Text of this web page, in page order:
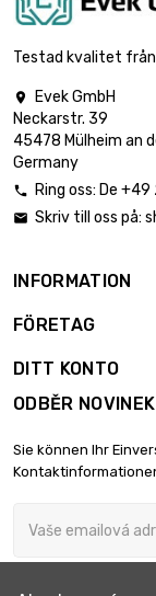
šířka :
Tloušťka /
šířka :
délka :
Tloušťka /
délka :
délka :
šířka :
Tloušťka /
délka :
Tloušťka /
Testad kvalitet från

Evek GmbH
Neckarstr. 39
45478 Mülheim an
Germany
 Ring oss: De +49
 Skriv till oss på:
INFORMATION
FÖRETAG
DITT KONTO
ODBĚR NOVINEK
Sie können Ihr